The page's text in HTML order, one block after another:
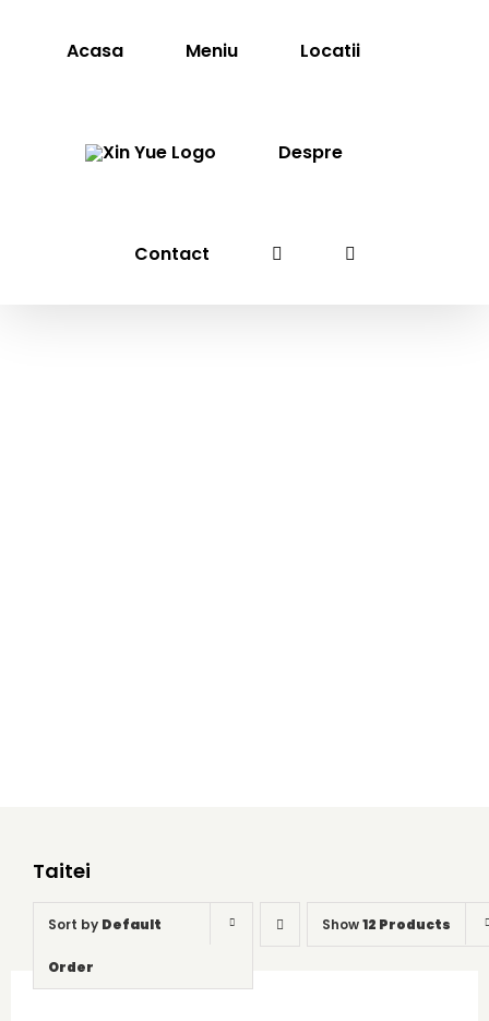
contentAcasa Meniu Locatii
Despre
Contact
Taitei
Sort by Default
Order
Show12 Products